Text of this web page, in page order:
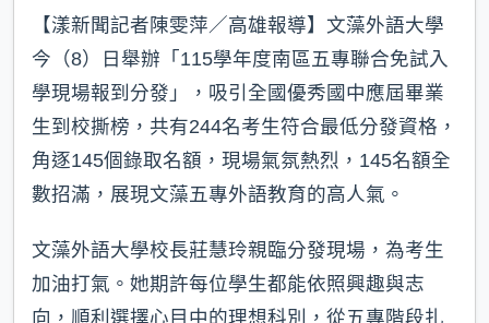
【漾新聞記者陳雯萍／高雄報導】文藻外語大學
今（8）日舉辦「115學年度南區五專聯合免試入
學現場報到分發」，吸引全國優秀國中應屆畢業
生到校撕榜，共有244名考生符合最低分發資格，
角逐145個錄取名額，現場氣氛熱烈，145名額全
數招滿，展現文藻五專外語教育的高人氣。
文藻外語大學校長莊慧玲親臨分發現場，為考生
加油打氣。她期許每位學生都能依照興趣與志
向，順利選擇心目中的理想科別，從五專階段扎